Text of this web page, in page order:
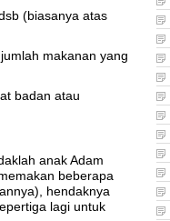
(biasanya atas
makanan yang
badan atau
anak Adam
beberapa
hendaknya
lagi untuk